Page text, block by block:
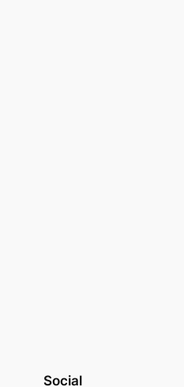
Social